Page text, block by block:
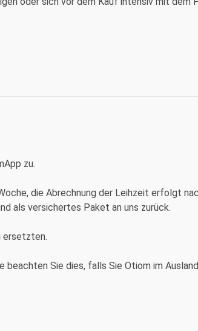
zu.
die Abrechnung der Leihzeit erfolgt
als versichertes Paket an uns zurück.
ersetzten.
Sie dies, falls Sie Otiom im